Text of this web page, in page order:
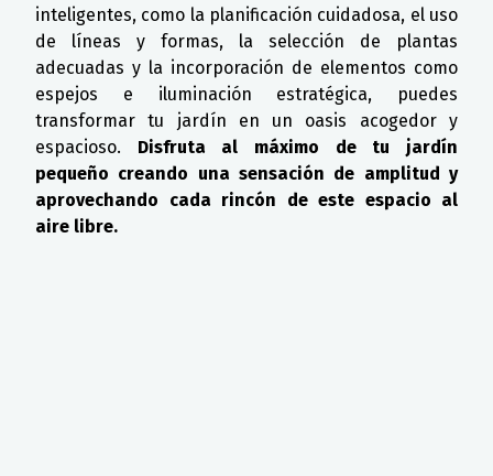
inteligentes, como la planificación cuidadosa, el uso
de líneas y formas, la selección de plantas
adecuadas y la incorporación de elementos como
espejos e iluminación estratégica, puedes
transformar tu jardín en un oasis acogedor y
espacioso. Disfruta al máximo de tu jardín
pequeño creando una sensación de amplitud y
aprovechando cada rincón de este espacio al
aire libre.